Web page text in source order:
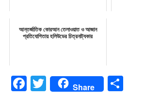
আন্তর্জাতিক কোরআন তেলাওয়াত ও আজান
প্রতিযোগিতায় হলিউডের চিত্রনাট্যকার
Facebook
Twitter Share